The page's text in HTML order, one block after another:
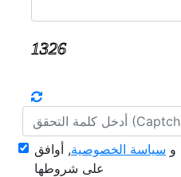
و سياسة الخصوصية, أوافق
على شروطها